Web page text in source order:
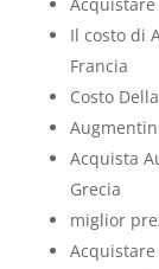
Il costo di
Francia
Costo
Acquista
Grecia
miglior